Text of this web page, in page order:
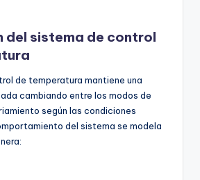
del sistema de control
de temperatura mantiene una
cambiando entre los modos de
según las condiciones
del sistema se modela